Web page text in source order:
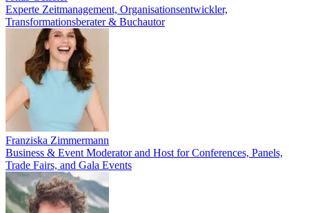
Experte Zeitmanagement, Organisationsentwickler,
Transformationsberater & Buchautor
Franziska Zimmermann
Business & Event Moderator and Host for Conferences, Panels,
Trade Fairs, and Gala Events